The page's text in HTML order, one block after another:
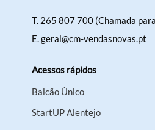
T. 265 807 700 (Chamada
E.geral@cm-vendasnovas.pt
Acessos rápidos
Balcão Único
StartUP Alentejo